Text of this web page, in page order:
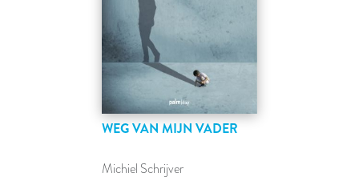
WEG VAN MIJN VADER
Michiel Schrijver